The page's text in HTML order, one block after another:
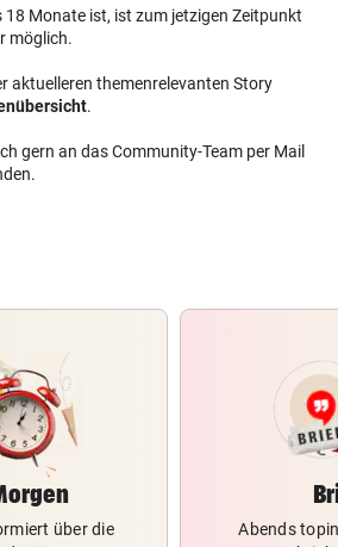
18 Monate ist, ist zum jetzigen Zeitpunkt
möglich.
aktuelleren themenrelevanten Story
.
gern an das Community-Team per Mail
über die
Abends